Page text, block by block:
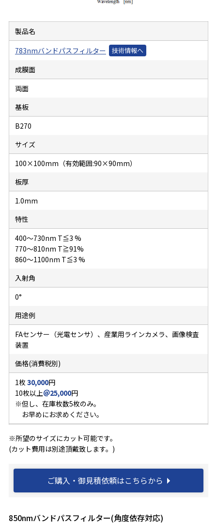
製品名
783nmバンドパスフィルター
成膜面
両面
基板
B270
サイズ
100×100mm（有効範囲:90×90mm）
板厚
1.0mm
特性
400～730nm T≦3 %
770～810nm T≧91%
860～1100nm T≦3 %
入射角
0°
用途例
FAセンサー（光電センサ）、産業用ラインカメラ、画像検査
装置
価格(消費税別)
1枚 30,000円
10枚以上＠25,000円
※但し、在庫枚数5枚のみ。
お早めにお求めください。
※所望のサイズにカット可能です。
(カット費用は別途頂戴致します。)
ご購入・御見積依頼はこちらから
850nmバンドパスフィルター(角度依存対応)